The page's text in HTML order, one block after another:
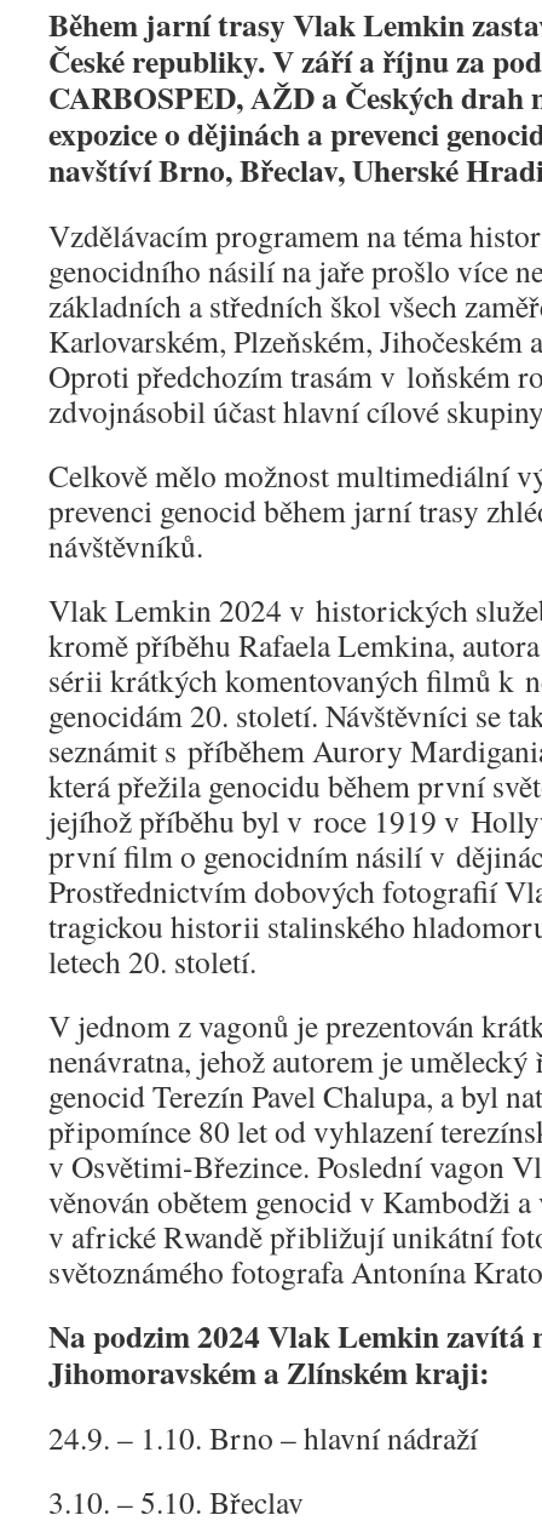
Během jarní trasy Vlak Lemkin
České republiky. V září a říjnu za
CARBOSPED, AŽD a Českých
expozice o dějinách a prevenci
navštíví Brno, Břeclav, Uherské
Vzdělávacím programem na téma
genocidního násilí na jaře prošlo více
základních a středních škol všech
Karlovarském, Plzeňském, Jihočeském
Oproti předchozím trasám v loňském
zdvojnásobil účast hlavní cílové
Celkově mělo možnost multimediální
prevenci genocid během jarní trasy
návštěvníků.
Vlak Lemkin 2024 v historických
kromě příběhu Rafaela Lemkina,
sérii krátkých komentovaných filmů k
genocidám 20. století. Návštěvníci se
seznámit s příběhem Aurory
která přežila genocidu během první
jejíhož příběhu byl v roce 1919 v
první film o genocidním násilí v
Prostřednictvím dobových fotografií
tragickou historii stalinského
letech 20. století.
V jednom z vagonů je prezentován
nenávratna, jehož autorem je
genocid Terezín Pavel Chalupa, a byl
připomínce 80 let od vyhlazení
v Osvětimi-Březince. Poslední vagon
věnován obětem genocid v Kambodži
v africké Rwandě přibližují unikátní
světoznámého fotografa Antonína
Na podzim 2024 Vlak Lemkin zavítá
Jihomoravském a Zlínském kraji:
24.9. – 1.10. Brno – hlavní nádraží
3.10. – 5.10. Břeclav